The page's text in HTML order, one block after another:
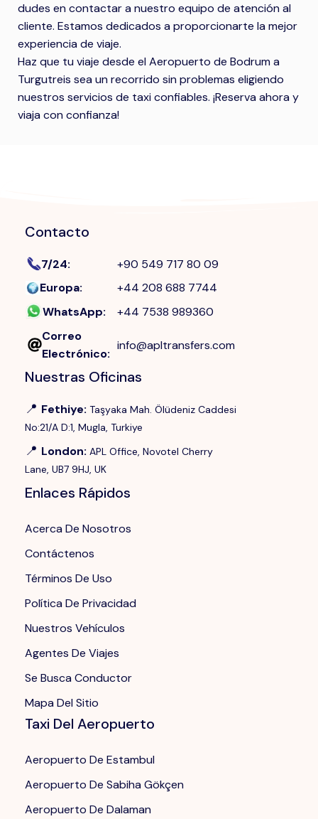
dudes en contactar a nuestro equipo de atención al
cliente. Estamos dedicados a proporcionarte la mejor
experiencia de viaje.
Haz que tu viaje desde el Aeropuerto de Bodrum a
Turgutreis sea un recorrido sin problemas eligiendo
nuestros servicios de taxi confiables. ¡Reserva ahora y
viaja con confianza!
Contacto
7/24:
+90 549 717 80 09
Europa:
+44 208 688 7744
WhatsApp:
+44 7538 989360
Correo
Electrónico:
info@apltransfers.com
Nuestras Oficinas
📍 Fethiye: Taşyaka Mah. Ölüdeniz Caddesi
No:21/A D:1, Mugla, Turkiye
📍 London: APL Office, Novotel Cherry
Lane, UB7 9HJ, UK
Enlaces Rápidos
Acerca De Nosotros
Contáctenos
Términos De Uso
Política De Privacidad
Nuestros Vehículos
Agentes De Viajes
Se Busca Conductor
Mapa Del Sitio
Taxi Del Aeropuerto
Aeropuerto De Estambul
Aeropuerto De Sabiha Gökçen
Aeropuerto De Dalaman